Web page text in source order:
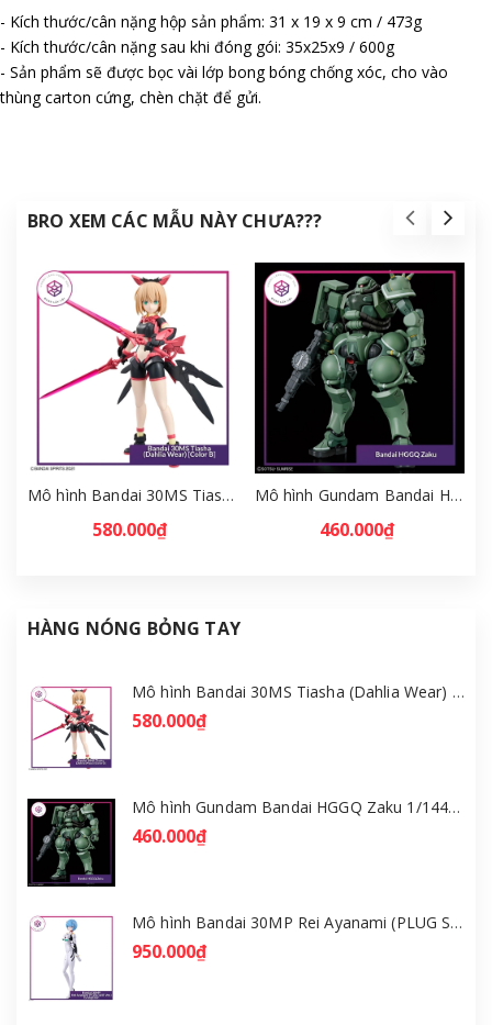
- Kích thước/cân nặng hộp sản phẩm: 31 x 19 x 9 cm / 473g
- Kích thước/cân nặng sau khi đóng gói: 35x25x9 / 600g
- Sản phẩm sẽ được bọc vài lớp bong bóng chống xóc, cho vào
thùng carton cứng, chèn chặt để gửi.
BRO XEM CÁC MẪU NÀY CHƯA???
Mô hình Bandai 30MS Tiasha (Dahlia Wear) [Color B] [GDB] [30MS]
580.000₫
Mô hình Gundam Bandai HGGQ Zaku 1/144 – MSG GQuuuuuuX [GDB] [BHG]
460.000₫
HÀNG NÓNG BỎNG TAY
Mô hình Bandai 30MS Tiasha (Dahlia Wear) [Color B] [GDB] [30MS]
580.000₫
Mô hình Gundam Bandai HGGQ Zaku 1/144 – MSG GQuuuuuuX [GDB] [BHG]
460.000₫
Mô hình Bandai 30MP Rei Ayanami (PLUG SUIT Ver.) – Evangelion [GDB] [30MP]
950.000₫